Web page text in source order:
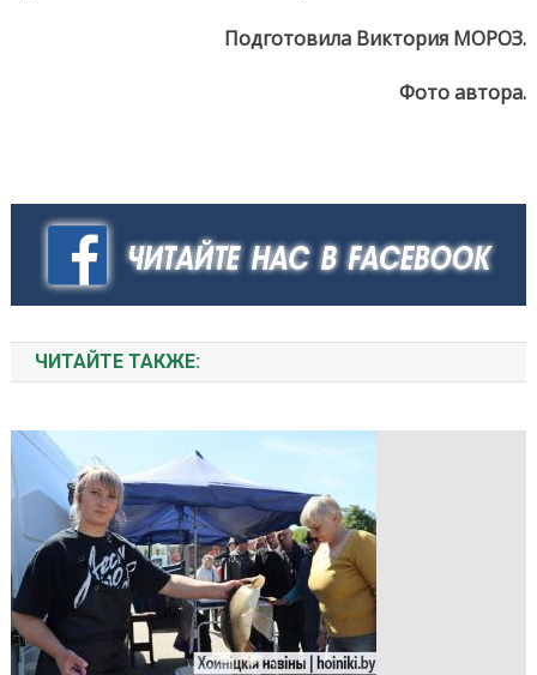
Подготовила Виктория МОРОЗ.
Фото автора.
ЧИТАЙТЕ ТАКЖЕ: